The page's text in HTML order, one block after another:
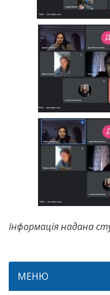
Інформація надана
МЕНЮ